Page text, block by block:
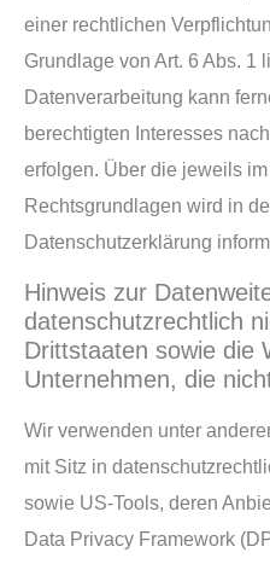
einer rechtlichen
Grundlage von Art. 6 Abs. 1
Datenverarbeitung kann
berechtigten Interesses
erfolgen. Über die jeweils
Rechtsgrundlagen wird in
Datenschutzerklärung
Hinweis zur
datenschutzrechtlich
Drittstaaten sowie die
Unternehmen, die
Wir verwenden unter
mit Sitz in
sowie US-Tools, deren
Data Privacy Framework